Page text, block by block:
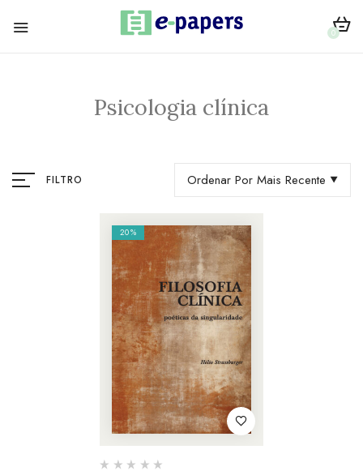
0
Psicologia clínica
FILTRO Ordenar Por Mais Recente
20%